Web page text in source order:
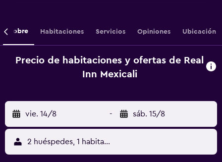
Sobre Habitaciones Servicios Opiniones Ubicación
Precio de habitaciones y ofertas de Real
Inn Mexicali
vie. 14/8 - sáb. 15/8
2 huéspedes, 1 habitación